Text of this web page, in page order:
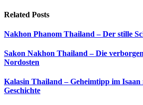
Related Posts
Nakhon Phanom Thailand – Der stille
Sakon Nakhon Thailand – Die
Nordosten
Kalasin Thailand – Geheimtipp im
Geschichte